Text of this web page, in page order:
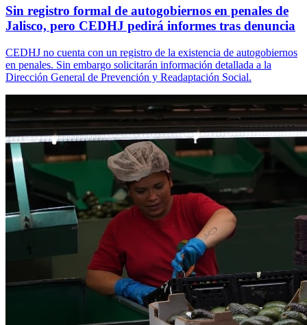
Sin registro formal de autogobiernos en penales de
Jalisco, pero CEDHJ pedirá informes tras denuncia
CEDHJ no cuenta con un registro de la existencia de autogobiernos
en penales. Sin embargo solicitarán información detallada a la
Dirección General de Prevención y Readaptación Social.